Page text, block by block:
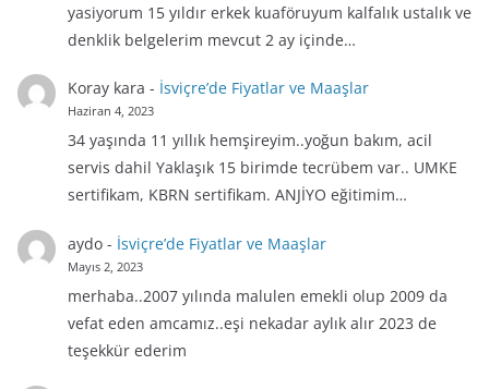
yasiyorum 15 yıldır erkek kuaföruyum kalfalık ustalık ve
denklik belgelerim mevcut 2 ay içinde…
Koray kara - İsviçre’de Fiyatlar ve Maaşlar
Haziran 4, 2023
34 yaşında 11 yıllık hemşireyim..yoğun bakım, acil
servis dahil Yaklaşık 15 birimde tecrübem var.. UMKE
sertifikam, KBRN sertifikam. ANJİYO eğitimim…
aydo- İsviçre’de Fiyatlar ve Maaşlar
Mayıs 2, 2023
merhaba..2007 yılında malulen emekli olup 2009 da
vefat eden amcamız..eşi nekadar aylık alır 2023 de
teşekkür ederim